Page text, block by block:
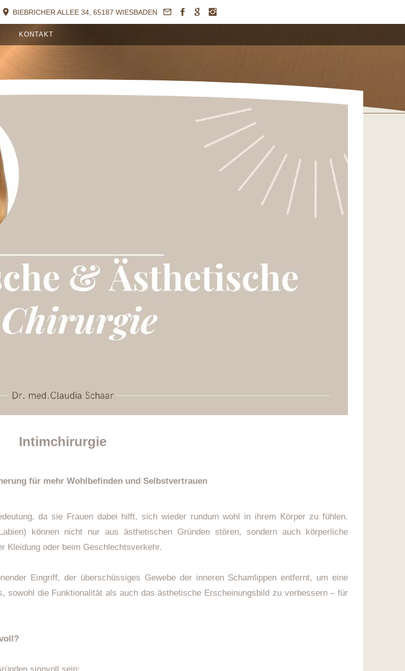
BIEBRICHER ALLEE 34, 65187 WIESBADEN
KONTAKT
Intimchirurgie
für mehr Wohlbefinden und Selbstvertrauen
da sie Frauen dabei hilft, sich wieder rundum wohl in ihrem Körper zu fühlen.
können nicht nur aus ästhetischen Gründen stören, sondern auch körperliche
Kleidung oder beim Geschlechtsverkehr.
Eingriff, der überschüssiges Gewebe der inneren Schamlippen entfernt, um eine
die Funktionalität als auch das ästhetische Erscheinungsbild zu verbessern – für